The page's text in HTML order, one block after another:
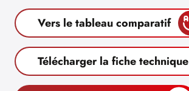
Vers le tableau comparatif
Télécharger la fiche technique